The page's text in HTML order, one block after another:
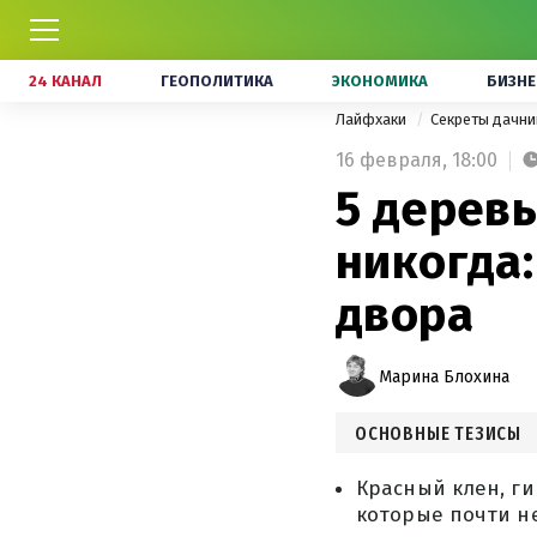
24 КАНАЛ ГЕОПОЛИТИКА ЭКОНОМИКА
Лайфхаки Секреты
16 февраля, 18:00
5
двора
Марина Блохина
ОСНОВНЫЕ ТЕЗИСЫ
Красный клен,
которые почти